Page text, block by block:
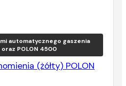
automatycznego gaszenia
oraz POLON 4500
(żółty) POLON